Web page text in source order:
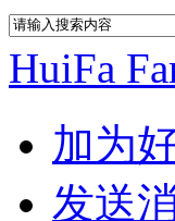
HuiFa
加为
发送